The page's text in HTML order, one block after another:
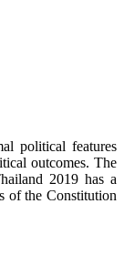
political features
outcomes. The
2019 has a
of the Constitution